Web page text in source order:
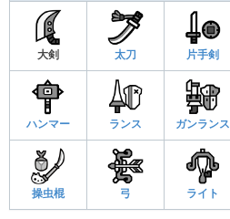
大剣 太刀 片手剣
ハンマー ランス ガンランス
操虫棍 弓 ライト